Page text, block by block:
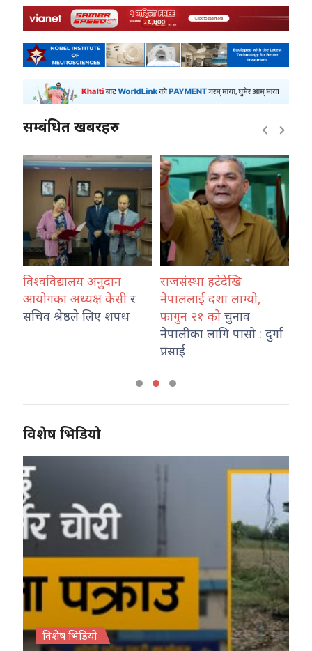
सम्बंधित खबरहरु
विश्वविद्यालय अनुदान
आयोगका अध्यक्ष केसी र
सचिव श्रेष्ठले लिए शपथ
राजसंस्था हटेदेखि
नेपाललाई दशा लाग्यो,
फागुन २१ को चुनाव
नेपालीका लागि पासो : दुर्गा
प्रसाई
विशेष भिडियो
विशेष भिडियो